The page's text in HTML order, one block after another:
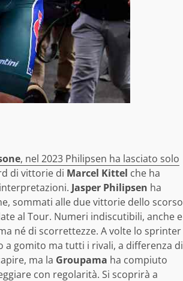
, nel 2023 Philipsen ha lasciato solo
di vittorie di Marcel Kittel che ha
Jasper Philipsen ha
sommati alle due vittorie dello scorso
al Tour. Numeri indiscutibili, anche e
né di scorrettezze. A volte lo sprinter
gomito ma tutti i rivali, a differenza di
ma la Groupama ha compiuto
con regolarità. Si scoprirà a